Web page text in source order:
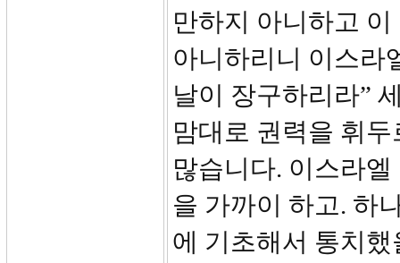
만하지 아니하고
아니하리니 이스라
날이 장구하리라”
맘대로 권력을 휘
많습니다. 이스라
을 가까이 하고. 하
에 기초해서 통치